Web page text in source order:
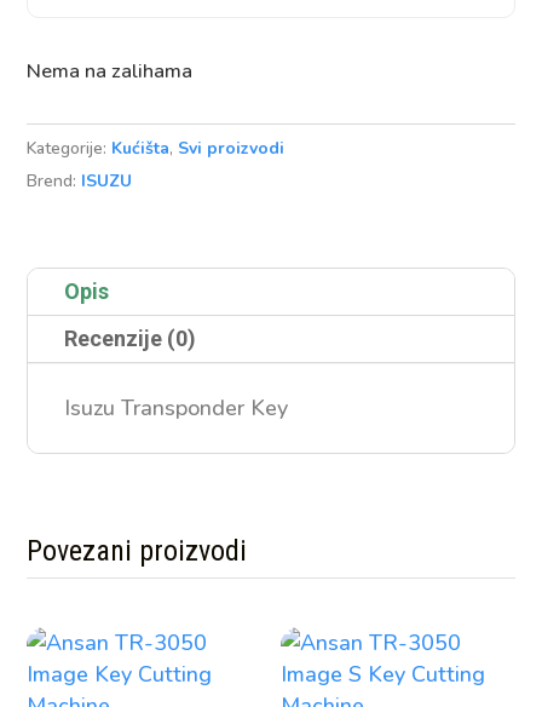
Nema na zalihama
Kategorije: Kućišta, Svi proizvodi
Brend: ISUZU
Opis
Recenzije (0)
Isuzu Transponder Key
Povezani proizvodi